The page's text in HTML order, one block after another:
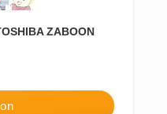
ZABOON